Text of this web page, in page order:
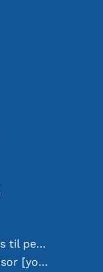
Lodning som en professionel: Tips til perfekte elektroniske forbindelser
Valg af den rigtige temperatursensor [youtube]